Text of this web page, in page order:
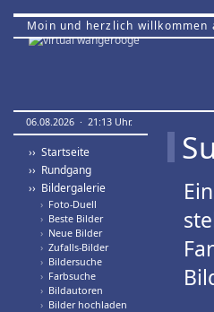
Moin und herzlich
06.08.2026 · 21:13 Uhr.
›› Startseite
›› Rundgang
›› Bildergalerie
› Foto-Duell
› Beste Bilder
› Neue Bilder
› Zufalls-Bilder
› Bildersuche
› Farbsuche
› Bildautoren
› Bilder hochladen